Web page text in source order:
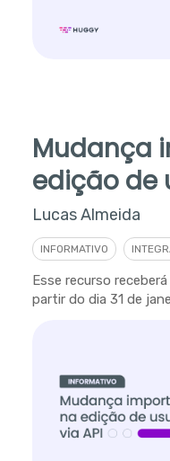
Mudança
edição de
Lucas Almeida
INFORMATIVO
Esse recurso
partir do dia 31 de